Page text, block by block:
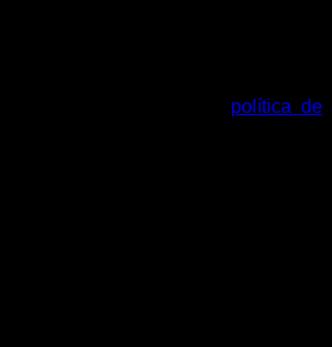
política de